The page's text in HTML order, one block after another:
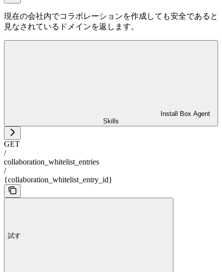
現在の会社内でコラボレーションを作成しても安全であると
見なされているドメインを返します。
Install Box Agent
Skills
GET
/
collaboration_whitelist_entries
/
{collaboration_whitelist_entry_id}
試す